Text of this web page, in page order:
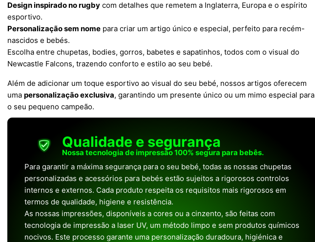
Design inspirado no rugby com detalhes que remetem a Inglaterra, Europa e o espírito
esportivo.
Personalização sem nome para criar um artigo único e especial, perfeito para recém-
nascidos e bebés.
Escolha entre chupetas, bodies, gorros, babetes e sapatinhos, todos com o visual do
Newcastle Falcons, trazendo conforto e estilo ao seu bebé.
Além de adicionar um toque esportivo ao visual do seu bebé, nossos artigos oferecem
uma personalização exclusiva, garantindo um presente único ou um mimo especial para
o seu pequeno campeão.
Qualidade e segurança
Nossa tecnologia de impressão 100% segura para bebês.
Para garantir a máxima segurança para o seu bebé, todas as nossas chupetas
personalizadas e acessórios para bebés estão sujeitos a rigorosos controlos
internos e externos. Cada produto respeita os requisitos mais rigorosos em
termos de qualidade, higiene e resistência.
As nossas impressões, disponíveis a cores ou a cinzento, são feitas com
tecnologia de impressão a laser UV, um método limpo e sem produtos químicos
nocivos. Este processo garante uma personalização duradoura, higiénica e